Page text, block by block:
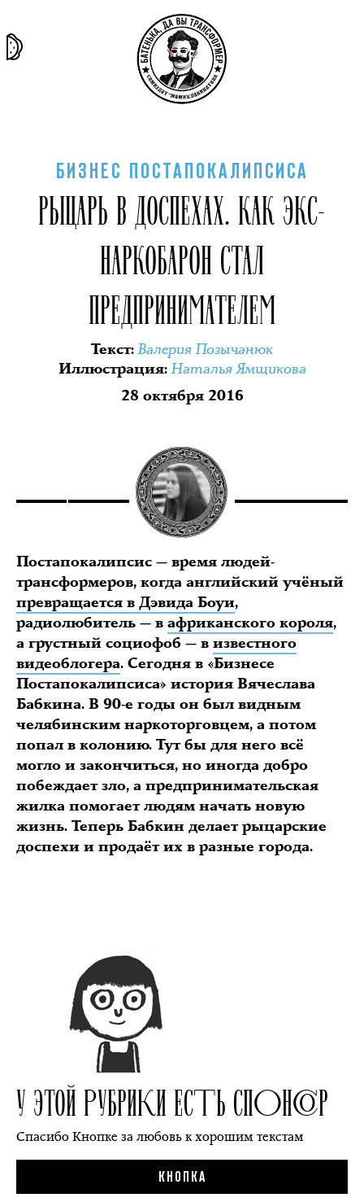
БИЗНЕС ПОСТАПОКАЛИПСИСА
РЫЦАРЬ В ДОСПЕХАХ. КАК ЭКС-
НАРКОБАРОН СТАЛ
ПРЕДПРИНИМАТЕЛЕМ
Текст:Валерия Позычанюк
Иллюстрация:Наталья Ямщикова
28 октября 2016
Постапокалипсис — время людей-
трансформеров, когда английский учёный
превращается в Дэвида Боуи,
радиолюбитель — в африканского короля,
а грустный социофоб — в известного
видеоблогера. Сегодня в «Бизнесе
Постапокалипсиса» история Вячеслава
Бабкина. В 90-е годы он был видным
челябинским наркоторговцем, а потом
попал в колонию. Тут бы для него всё
могло и закончиться, но иногда добро
побеждает зло, а предпринимательская
жилка помогает людям начать новую
жизнь. Теперь Бабкин делает рыцарские
доспехи и продаёт их в разные города.
У ЭТОЙ РУБРИКИ ЕСТЬ СПОНСОР
Спасибо Кнопке за любовь к хорошим текстам
КНОПКА